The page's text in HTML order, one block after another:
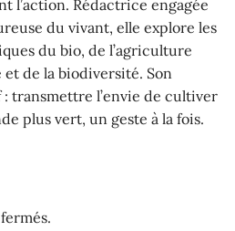
l’action. Rédactrice engagée
du vivant, elle explore les
du bio, de l’agriculture
et de la biodiversité. Son
transmettre l’envie de cultiver
plus vert, un geste à la fois.